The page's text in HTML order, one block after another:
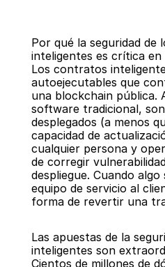
Regresar
Por qué la seguridad de
inteligentes es crítica en
Los contratos
autoejecutables que
una blockchain pública.
software tradicional,
desplegados (a menos
capacidad de
cualquier persona y
de corregir
despliegue. Cuando
equipo de servicio al
forma de revertir una
Las apuestas de la
inteligentes son
Cientos de millones de